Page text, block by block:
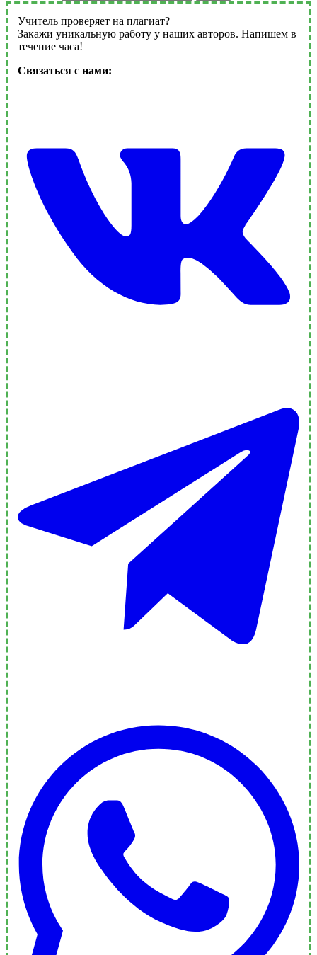
Учитель проверяет на плагиат?
Закажи уникальную работу у наших авторов. Напишем в
течение часа!
Связаться с нами: